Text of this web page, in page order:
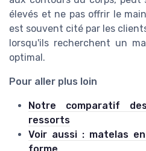
élevés et ne pas offrir le
est souvent cité par les
lorsqu'ils recherchent un
optimal.
Pour aller plus loin
Notre comparatif
ressorts
Voir aussi : matelas